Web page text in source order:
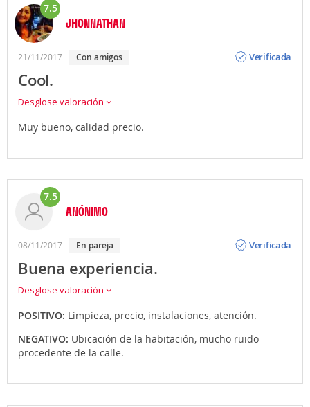
7.5
JHONNATHAN
21/11/2017 con amigos
Verificada
Cool.
Desglose valoración
Muy bueno, calidad precio.
7.5
ANÓNIMO
08/11/2017 en pareja
Verificada
Buena experiencia.
Desglose valoración
POSITIVO: Limpieza, precio, instalaciones, atención.
NEGATIVO: Ubicación de la habitación, mucho ruido
procedente de la calle.